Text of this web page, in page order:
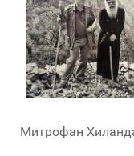
Митрофан